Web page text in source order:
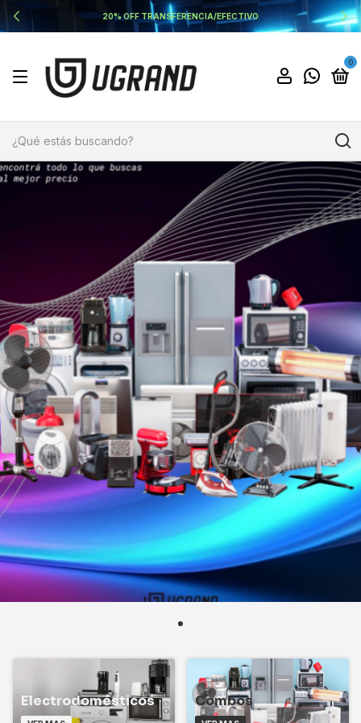
20% OFF TRANSFERENCIA/EFECTIVO
0
Electrodomésticos Combos